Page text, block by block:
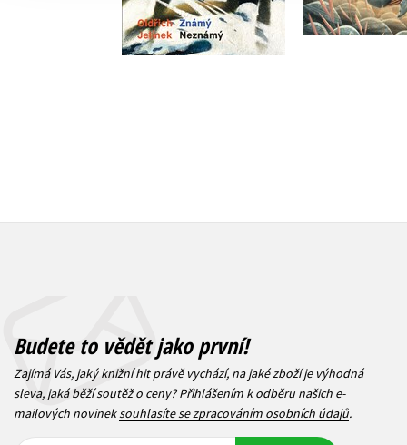
Do
Budete to vědět jako první!
Zajímá Vás, jaký knižní hit právě vychází, na jaké zboží je výhodná
sleva, jaká běží soutěž o ceny? Přihlášením k odběru našich e-
mailových novineksouhlasíte se zpracováním osobních údajů.